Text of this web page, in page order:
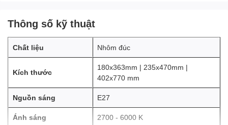
- Thường được làm từ chất liệu có chất lượng cao như kim loại,
độ ẩm.
- Thiết kế cầu kỳ, tinh xảo với hoa văn, họa tiết cổ điển. Nhiều
mẫu được làm thủ công rất tỉ mỉ và công phu.
- Ánh sáng tạo không gian ấm cúng, lãng mạn và sang trọng.
- Kích thước đa dạng, có thể lựa chọn cho mọi không gian và nội
Thông số kỹ thuật
Chất liệu Nhôm đúc
Kích thước
180x363mm | 235x470mm |
402x770 mm
Nguồn sáng E27
Ánh sáng 2700 - 6000 K